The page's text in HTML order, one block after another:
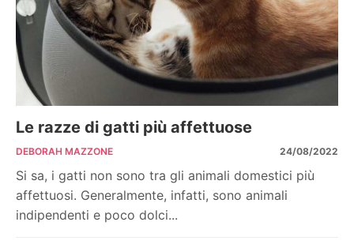
Le razze di gatti più affettuose
DEBORAH MAZZONE 24/08/2022
Si sa, i gatti non sono tra gli animali domestici più
affettuosi. Generalmente, infatti, sono animali
indipendenti e poco dolci...